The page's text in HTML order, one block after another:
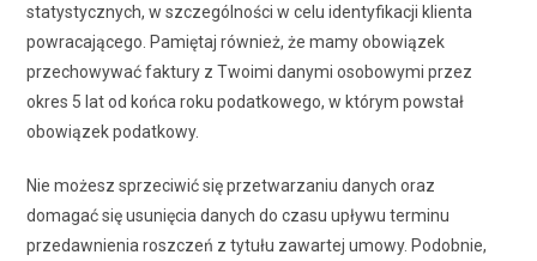
statystycznych, w szczególności w celu identyfikacji klienta
powracającego. Pamiętaj również, że mamy obowiązek
przechowywać faktury z Twoimi danymi osobowymi przez
okres 5 lat od końca roku podatkowego, w którym powstał
obowiązek podatkowy.
Nie możesz sprzeciwić się przetwarzaniu danych oraz
domagać się usunięcia danych do czasu upływu terminu
przedawnienia roszczeń z tytułu zawartej umowy. Podobnie,